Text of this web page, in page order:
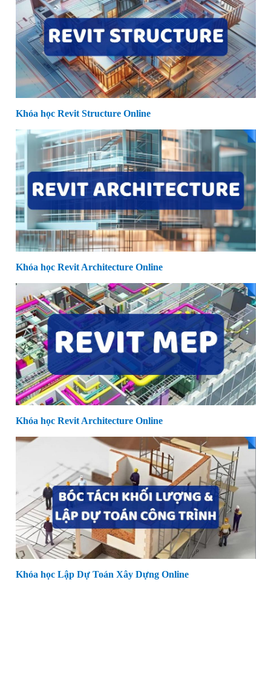
Khóa học Revit Structure Online
Khóa học Revit Architecture Online
Khóa học Revit Architecture Online
Khóa học Lập Dự Toán Xây Dựng Online